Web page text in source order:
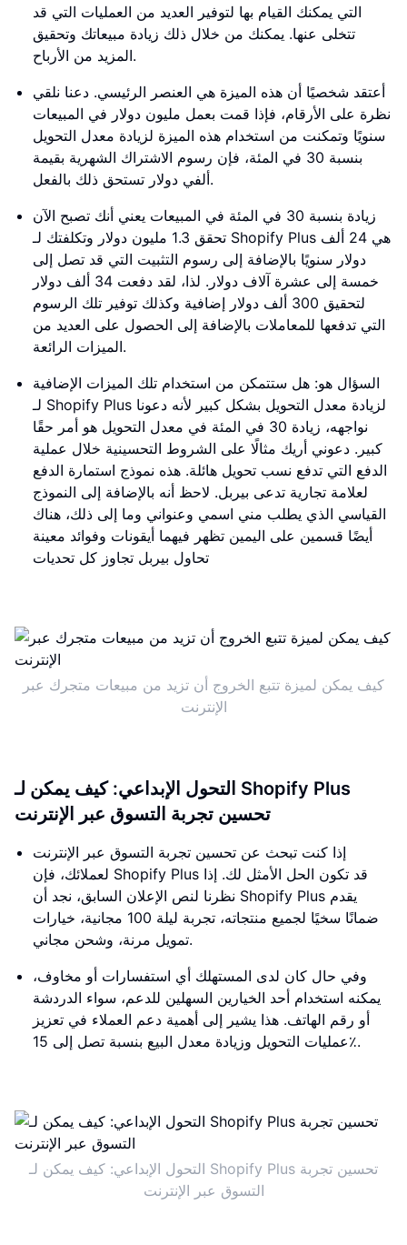
التي يمكنك القيام بها لتوفير العديد من العمليات التي قد
تتخلى عنها. يمكنك من خلال ذلك زيادة مبيعاتك وتحقيق
المزيد من الأرباح.
أعتقد شخصيًا أن هذه الميزة هي العنصر الرئيسي. دعنا نلقي
نظرة على الأرقام، فإذا قمت بعمل مليون دولار في المبيعات
سنويًا وتمكنت من استخدام هذه الميزة لزيادة معدل التحويل
بنسبة 30 في المئة، فإن رسوم الاشتراك الشهرية بقيمة
ألفي دولار تستحق ذلك بالفعل.
زيادة بنسبة 30 في المئة في المبيعات يعني أنك تصبح الآن
تحقق 1.3 مليون دولار وتكلفتك لـ Shopify Plus هي 24 ألف
دولار سنويًا بالإضافة إلى رسوم التثبيت التي قد تصل إلى
خمسة إلى عشرة آلاف دولار. لذا، لقد دفعت 34 ألف دولار
لتحقيق 300 ألف دولار إضافية وكذلك توفير تلك الرسوم
التي تدفعها للمعاملات بالإضافة إلى الحصول على العديد من
الميزات الرائعة.
السؤال هو: هل ستتمكن من استخدام تلك الميزات الإضافية
لـ Shopify Plus لزيادة معدل التحويل بشكل كبير لأنه دعونا
نواجهه، زيادة 30 في المئة في معدل التحويل هو أمر حقًا
كبير. دعوني أريك مثالًا على الشروط التحسينية خلال عملية
الدفع التي تدفع نسب تحويل هائلة. هذه نموذج استمارة الدفع
لعلامة تجارية تدعى بيربل. لاحظ أنه بالإضافة إلى النموذج
القياسي الذي يطلب مني اسمي وعنواني وما إلى ذلك، هناك
أيضًا قسمين على اليمين تظهر فيهما أيقونات وفوائد معينة
تحاول بيربل تجاوز كل تحديات
كيف يمكن لميزة تتبع الخروج أن تزيد من مبيعات متجرك عبر
الإنترنت
التحول الإبداعي: كيف يمكن لـ Shopify Plus
تحسين تجربة التسوق عبر الإنترنت
إذا كنت تبحث عن تحسين تجربة التسوق عبر الإنترنت
لعملائك، فإن Shopify Plus قد تكون الحل الأمثل لك. إذا
نظرنا لنص الإعلان السابق، نجد أن Shopify Plus يقدم
ضمانًا سخيًا لجميع منتجاته، تجربة ليلة 100 مجانية، خيارات
تمويل مرنة، وشحن مجاني.
وفي حال كان لدى المستهلك أي استفسارات أو مخاوف،
يمكنه استخدام أحد الخيارين السهلين للدعم، سواء الدردشة
أو رقم الهاتف. هذا يشير إلى أهمية دعم العملاء في تعزيز
عمليات التحويل وزيادة معدل البيع بنسبة تصل إلى 15٪.
التحول الإبداعي: كيف يمكن لـ Shopify Plus تحسين تجربة
التسوق عبر الإنترنت